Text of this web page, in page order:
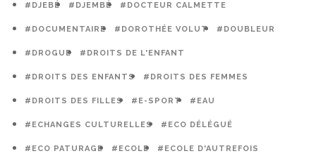
#DJEBÉ #DJEMBÉ #DOCTEUR CALMETTE
#DOCUMENTAIRE #DOROTHÉE VOLUT #DOUBLEUR
#DROGUE #DROITS DE L'ENFANT
#DROITS DES ENFANTS #DROITS DES FEMMES
#DROITS DES FILLES #E-SPORT #EAU
#ECHANGES CULTURELLES #ECO DÉLÉGUÉ
#ECO PATURAGE #ECOLE #ECOLE D'AUTREFOIS